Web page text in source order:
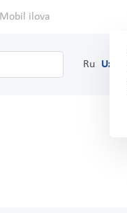
Mobil ilova
Ru Uz